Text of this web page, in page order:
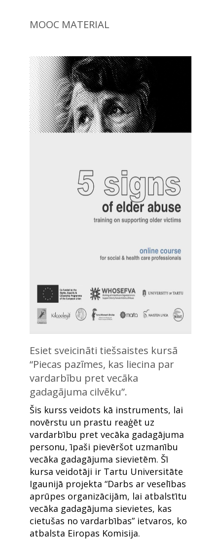
MOOC MATERIAL
Esiet sveicināti tiešsaistes kursā
“Piecas pazīmes, kas liecina par
vardarbību pret vecāka
gadagājuma cilvēku”.
Šis kurss veidots kā instruments, lai
novērstu un prastu reaģēt uz
vardarbību pret vecāka gadagājuma
personu, īpaši pievēršot uzmanību
vecāka gadagājuma sievietēm. Šī
kursa veidotāji ir Tartu Universitāte
Igaunijā projekta “Darbs ar veselības
aprūpes organizācijām, lai atbalstītu
vecāka gadagājuma sievietes, kas
cietušas no vardarbības” ietvaros, ko
atbalsta Eiropas Komisija.